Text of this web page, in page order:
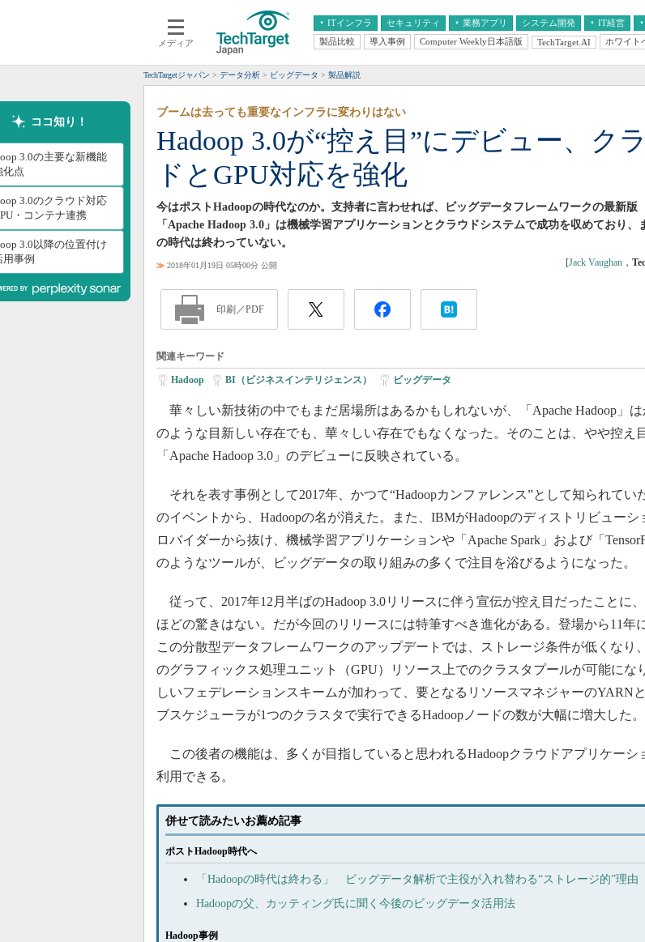
メディア
ITインフラ
クラウド
スマートモバイル
ネットワーク
システム運用管理
セキュリティ 業務アプリ
エンタープライズAI
ERP
CX
情報系システム
システム開発 IT経営
経営とIT 医療IT
製品比較 導入事例 Computer Weekly日本語版 TechTarget.AI ホワイト
TechTargetジャパン データ分析 ビッグデータ 製品解説
ココ知り！
3.0の主要な新機能
化点
3.0のクラウド対応
・コンテナ連携
3.0以降の位置付け
用事例
Hadoop 3.0が“控え目”にデビュー、ク
ドとGPU対応を強化
ブームは去っても重要なインフラに変わりはない
今はポストHadoopの時代なのか。支持者に言わせれば、ビッグデータフレームワークの最新版
「Apache Hadoop 3.0」は機械学習アプリケーションとクラウドシステムで成功を収めており、
の時代は終わっていない。
≫ 2018年01月19日 05時00分 公開 [Jack Vaughan ，
印刷／PDF
関連キーワード
Hadoop BI（ビジネスインテリジェンス） ビッグデータ
華々しい新技術の中でもまだ居場所はあるかもしれないが、「Apache Hadoop」は
のような目新しい存在でも、華々しい存在でもなくなった。そのことは、やや控え
「Apache Hadoop 3.0」のデビューに反映されている。
それを表す事例として2017年、かつて“Hadoopカンファレンス”として知られてい
のイベントから、Hadoopの名が消えた。また、IBMがHadoopのディストリビューシ
ロバイダーから抜け、機械学習アプリケーションや「Apache Spark」および「
のようなツールが、ビッグデータの取り組みの多くで注目を浴びるようになった。
従って、2017年12月半ばのHadoop 3.0リリースに伴う宣伝が控え目だったことに
ほどの驚きはない。だが今回のリリースには特筆すべき進化がある。登場から11年
この分散型データフレームワークのアップデートでは、ストレージ条件が低くなり
のグラフィックス処理ユニット（GPU）リソース上でのクラスタプールが可能にな
しいフェデレーションスキームが加わって、要となるリソースマネジャーのYARN
ブスケジューラが1つのクラスタで実行できるHadoopノードの数が大幅に増大した。
この後者の機能は、多くが目指していると思われるHadoopクラウドアプリケーシ
利用できる。
併せて読みたいお薦め記事
ポストHadoop時代へ
「Hadoopの時代は終わる」 ビッグデータ解析で主役が入れ替わる“ストレージ的”理由
Hadoopの父、カッティング氏に聞く今後のビッグデータ活用法
Hadoop事例